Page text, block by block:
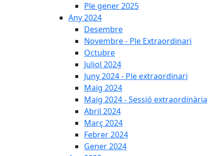
Ple gener 2025
Any 2024
Desembre
Novembre - Ple Extraordinari
Octubre
Juliol 2024
Juny 2024 - Ple extraordinari
Maig 2024
Maig 2024 - Sessió extraordinària
Abril 2024
Març 2024
Febrer 2024
Gener 2024